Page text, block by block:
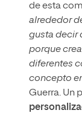
de esta
alrededor
gusta decir
porque
diferentes
concepto
Guerra. Un